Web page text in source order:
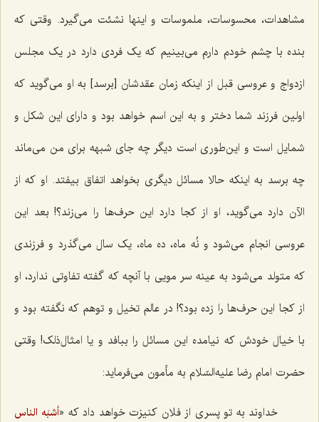
مشاهدات، محسوسات، ملموسات و اینها نشئت مى‌گیرد. وقتى که
بنده با چشم خودم دارم مى‌بینیم که یک فردى دارد در یک مجلس
ازدواج و عروسی قبل از اینکه زمان عقدشان [برسد] به او مى‌گوید که
اولین فرزند شما دختر و به این اسم خواهد بود و داراى این شکل و
شمایل است و این‌طوری است دیگر چه جاى شبهه براى من مى‌ماند
چه برسد به اینکه حالا مسائل دیگرى بخواهد اتفاق بیفتد. او که از
الآن دارد مى‌گوید، او از کجا دارد این حرف‌ها را مى‌زند؟! بعد این
عروسى انجام مى‌شود و نُه ماه، ده ماه، یک سال مى‌گذرد و فرزندى
که متولد مى‌شود به عینه سر مویى با آنچه که گفته تفاوتى ندارد، او
از کجا این حرف‌ها را زده بود؟! در عالم تخیل و توهم که نگفته بود و
با خیال خودش که نیامده این مسائل را ببافد و یا امثال‌ذلک‌! وقتى
حضرت امام رضا علیه‌السّلام به مأمون مى‌فرماید:
خداوند به تو پسرى از فلان کنیزت خواهد داد که «أشبَه الناس